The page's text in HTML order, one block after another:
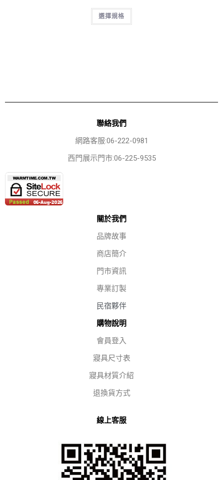
選擇規格
聯絡我們
網路客服:06-222-0981
西門展示門市:06-225-9535
關於我們
品牌故事
商店簡介
門市資訊
專業訂製
民宿夥伴
購物說明
會員登入
寢具尺寸表
寢具材質介紹
退換貨方式
線上客服